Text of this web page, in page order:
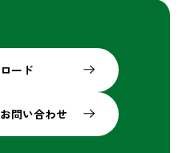
ード
問い合わせ